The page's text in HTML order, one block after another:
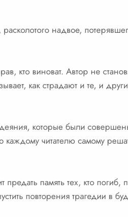
надвое,
кто виноват. Автор не
как страдают и те, и
которые были
читателю самому
память тех, кто погиб,
повторения трагедии в